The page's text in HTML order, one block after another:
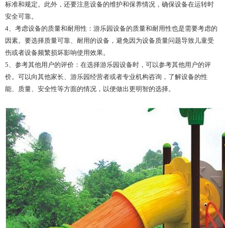
标准和规定。此外，还要注意设备的维护和保养情况，确保设备在运转时
安全可靠。
4、考虑设备的质量和耐用性：游乐园设备的质量和耐用性也是需要考虑的
因素。要选择质量可靠、耐用的设备，避免因为设备质量问题导致儿童受
伤或者设备频繁损坏影响使用效果。
5、参考其他用户的评价：在选择游乐园设备时，可以参考其他用户的评
价。可以向其他家长、游乐园经营者或者专业机构咨询，了解设备的性
能、质量、安全性等方面的情况，以便做出更明智的选择。